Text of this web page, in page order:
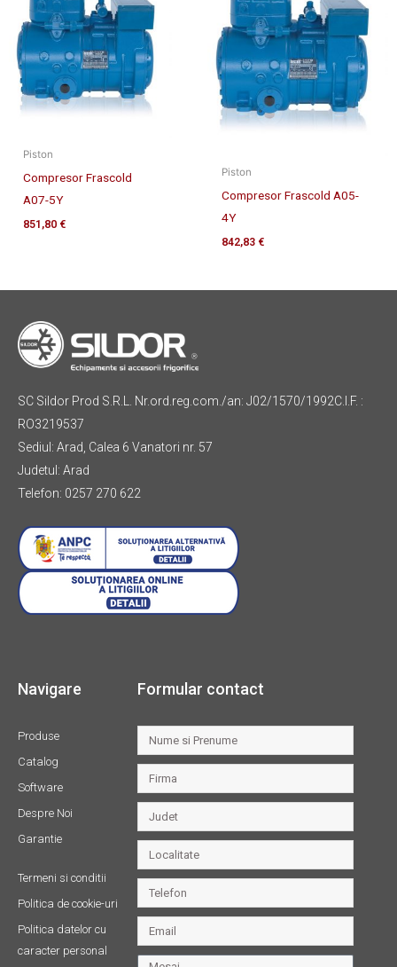
Piston
Compresor Frascold
A07-5Y
851,80 €
Piston
Compresor Frascold A05-
4Y
842,83 €
SC Sildor Prod S.R.L. Nr.ord.reg.com./an: J02/1570/1992C.I.F. :
RO3219537
Sediul: Arad, Calea 6 Vanatori nr. 57
Judetul: Arad
Telefon: 0257 270 622
Navigare
Produse
Catalog
Software
Despre Noi
Garantie
Termeni si conditii
Politica de cookie-uri
Politica datelor cu
caracter personal
Formular contact